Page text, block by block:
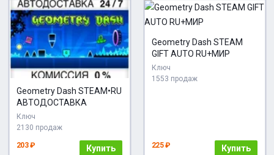
Geometry Dash STEAM•RU
АВТОДОСТАВКА
Ключ
2130 продаж
203 ₽ Купить
Geometry Dash STEAM
GIFT AUTO RU+МИР
Ключ
1553 продаж
225 ₽ Купить